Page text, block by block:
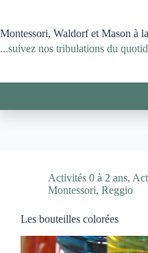
contenu
Montessori, Waldorf et Mason à
...suivez nos tribulations du
Activités 0 à 2 ans,
Montessori, Reggio
Les bouteilles colorées